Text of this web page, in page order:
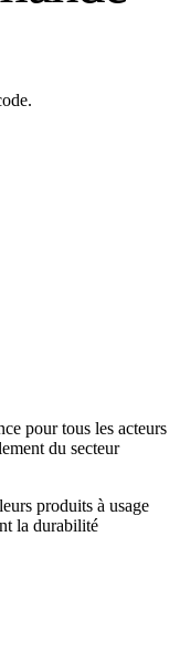
pour tous les acteurs
du secteur
produits à usage
la durabilité